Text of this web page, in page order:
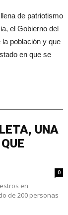
de patriotismo
el Gobierno del
población y que
en que se
UNA
0
en
de 200 personas